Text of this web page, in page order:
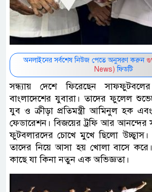
অনলাইনের সর্বশেষ নিউজ পেতে অনুসরণ করুন
News) ফিডটি
সন্ধ্যায় দেশে ফিরেছেন
বাংলাদেশের যুবারা। তাদের ফুলেল
যুব ও ক্রীড়া প্রতিমন্ত্রী আমিনুল হক
ফেডারেশন। বিজয়ের ট্রফি আর আনন্দের
ফুটবলারদের চোখে মুখে ছিলো উচ্ছ্বাস।
তাদের নিয়ে আসা হয় খোলা বাসে করে।
কাছে যা কিনা নতুন এক অভিজ্ঞতা।